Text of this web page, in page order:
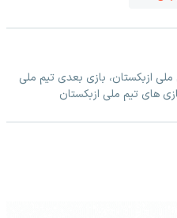
ملی ازبکستان، بازی بعدی تیم ملی
های تیم ملی ازبکستان